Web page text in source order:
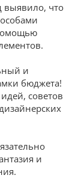
выявило, что
и
бюджета!
советов
и